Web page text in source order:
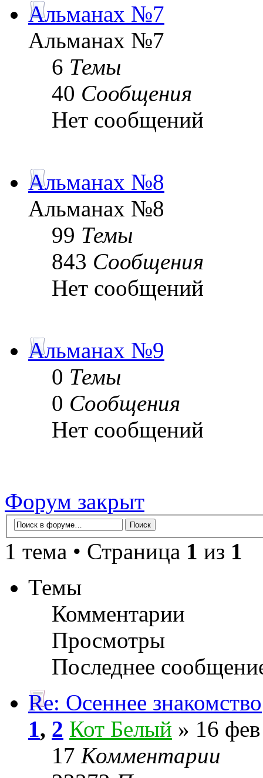
Альманах №7
Альманах №7
6 Темы
40 Сообщения
Нет сообщений
Альманах №8
Альманах №8
99 Темы
843 Сообщения
Нет сообщений
Альманах №9
0 Темы
0 Сообщения
Нет сообщений
Форум закрыт
1 тема • Страница 1 из 1
Темы
Комментарии
Просмотры
Последнее
Re: Осеннее знакомство
1, 2 Кот Белый » 16
17 Комментарии